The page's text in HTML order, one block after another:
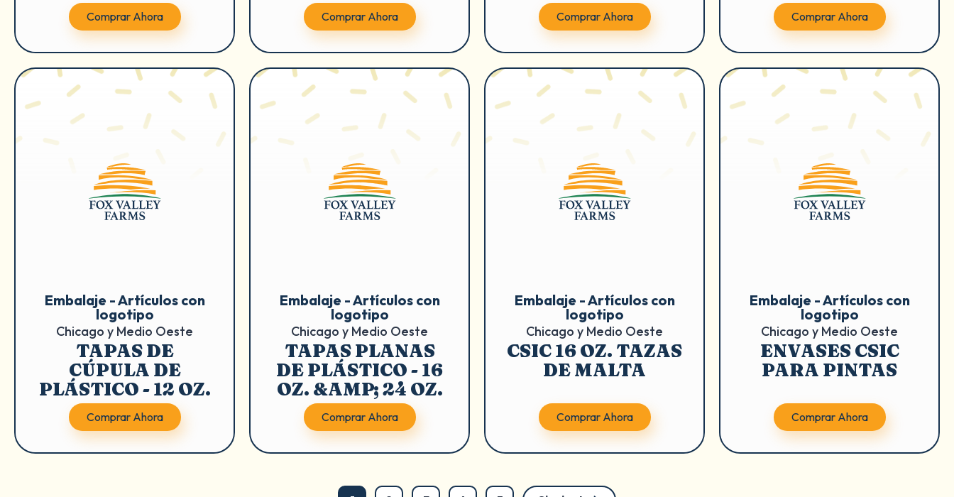
Comprar Ahora Comprar Ahora Comprar Ahora Comprar Ahora
Embalaje - Artículos con
logotipo
Chicago y Medio Oeste
TAPAS DE
CÚPULA DE
PLÁSTICO - 12 OZ.
Comprar Ahora
Embalaje - Artículos con
logotipo
Chicago y Medio Oeste
TAPAS PLANAS
DE PLÁSTICO - 16
OZ. &AMP; 24 OZ.
Comprar Ahora
Embalaje - Artículos con
logotipo
Chicago y Medio Oeste
CSIC 16 OZ. TAZAS
DE MALTA
Comprar Ahora
Embalaje - Artículos con
logotipo
Chicago y Medio Oeste
ENVASES CSIC
PARA PINTAS
Comprar Ahora